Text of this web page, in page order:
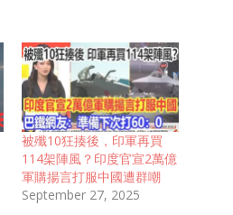
被殲10狂揍後，印軍再買
114架陣風？印度官宣2萬億
軍購揚言打服中國遭群嘲
September 27, 2025